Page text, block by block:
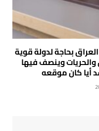
بحاجة لدولة قوية
وينصف فيها
أيا كان موقعه